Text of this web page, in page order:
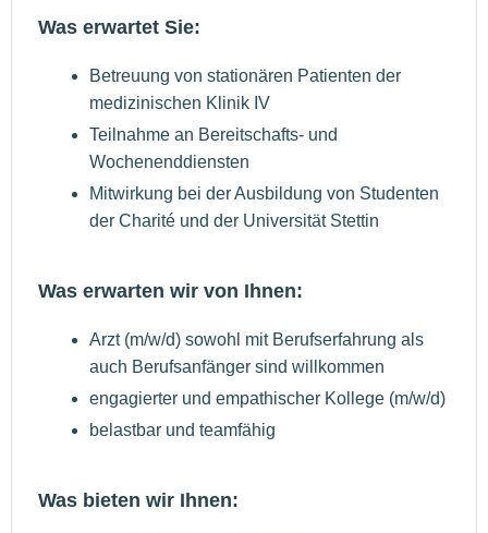
Was erwartet Sie:
Betreuung von stationären Patienten der
medizinischen Klinik IV
Teilnahme an Bereitschafts- und
Wochenenddiensten
Mitwirkung bei der Ausbildung von Studenten
der Charité und der Universität Stettin
Was erwarten wir von Ihnen:
Arzt (m/w/d) sowohl mit Berufserfahrung als
auch Berufsanfänger sind willkommen
engagierter und empathischer Kollege (m/w/d)
belastbar und teamfähig
Was bieten wir Ihnen: